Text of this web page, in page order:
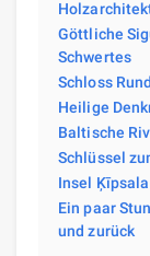
Göttliche
Schwertes
Schloss
Heilige
Baltische
Schlüssel
Insel
Ein paar
und zurück